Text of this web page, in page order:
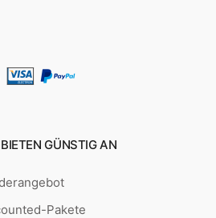
GÜNSTIG AN
Pakete